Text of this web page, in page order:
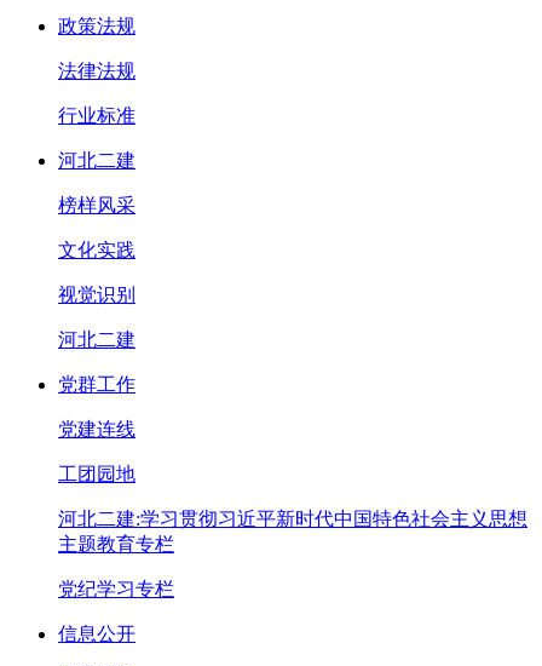
政策法规
法律法规
行业标准
河北二建
榜样风采
文化实践
视觉识别
河北二建
党群工作
党建连线
工团园地
河北二建:学习贯彻习近平新时代中国特色社会主义思想
主题教育专栏
党纪学习专栏
信息公开